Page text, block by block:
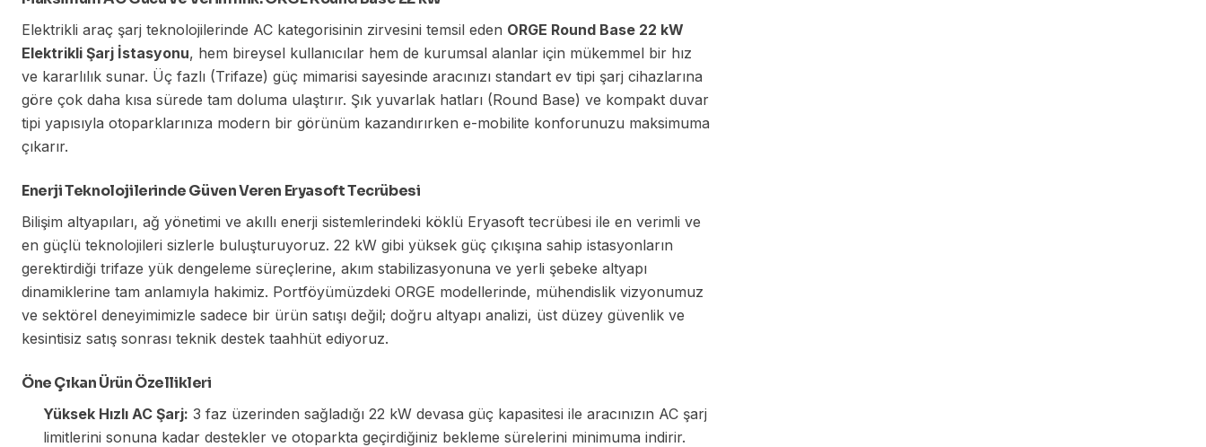
Elektrikli araç şarj teknolojilerinde AC kategorisinin zirvesini temsil eden ORGE Round Base 22 kW
Elektrikli Şarj İstasyonu, hem bireysel kullanıcılar hem de kurumsal alanlar için mükemmel bir hız
ve kararlılık sunar. Üç fazlı (Trifaze) güç mimarisi sayesinde aracınızı standart ev tipi şarj cihazlarına
göre çok daha kısa sürede tam doluma ulaştırır. Şık yuvarlak hatları (Round Base) ve kompakt duvar
tipi yapısıyla otoparklarınıza modern bir görünüm kazandırırken e-mobilite konforunuzu maksimuma
çıkarır.
Enerji Teknolojilerinde Güven Veren Eryasoft Tecrübesi
Bilişim altyapıları, ağ yönetimi ve akıllı enerji sistemlerindeki köklü Eryasoft tecrübesi ile en verimli ve
en güçlü teknolojileri sizlerle buluşturuyoruz. 22 kW gibi yüksek güç çıkışına sahip istasyonların
gerektirdiği trifaze yük dengeleme süreçlerine, akım stabilizasyonuna ve yerli şebeke altyapı
dinamiklerine tam anlamıyla hakimiz. Portföyümüzdeki ORGE modellerinde, mühendislik vizyonumuz
ve sektörel deneyimimizle sadece bir ürün satışı değil; doğru altyapı analizi, üst düzey güvenlik ve
kesintisiz satış sonrası teknik destek taahhüt ediyoruz.
Öne Çıkan Ürün Özellikleri
Yüksek Hızlı AC Şarj: 3 faz üzerinden sağladığı 22 kW devasa güç kapasitesi ile aracınızın AC şarj
limitlerini sonuna kadar destekler ve otoparkta geçirdiğiniz bekleme sürelerini minimuma indirir.